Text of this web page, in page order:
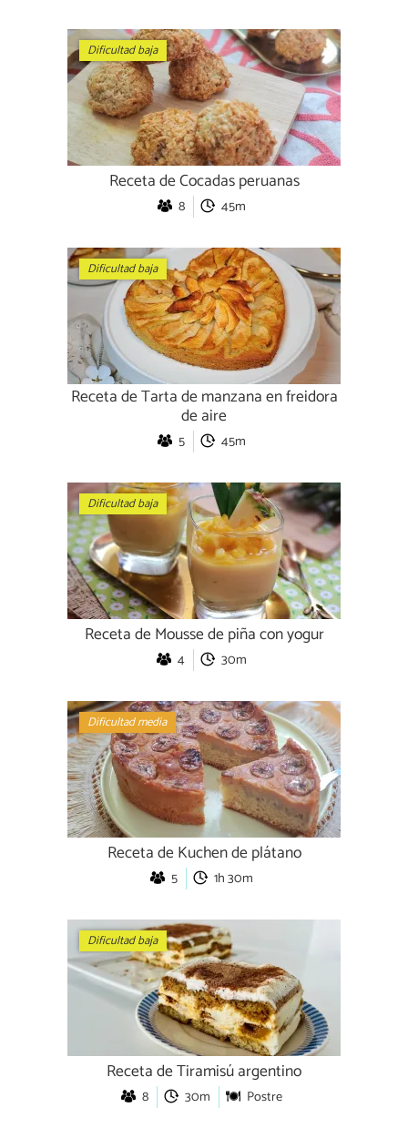
Dificultad baja
Receta de Cocadas peruanas
8 45m
Dificultad baja
Receta de Tarta de manzana en freidora
de aire
5 45m
Dificultad baja
Receta de Mousse de piña con yogur
4 30m
Dificultad media
Receta de Kuchen de plátano
5 1h 30m
Dificultad baja
Receta de Tiramisú argentino
8 30m Postre